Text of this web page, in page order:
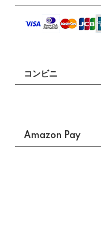
コンビニ
Amazon Pay